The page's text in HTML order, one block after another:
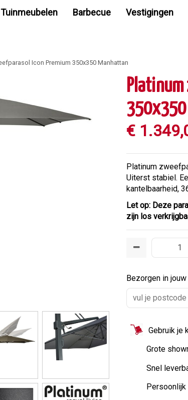
Icon Premium 350x350 Manhattan
Tuinmeubelen Barbecue Vestigingen
€ 1.349,
Platinum
Uiterst stabiel.
kantelbaarheid,
Let op: Deze
zijn los
Bezorgen in
Gebruik je
Grote
Snel